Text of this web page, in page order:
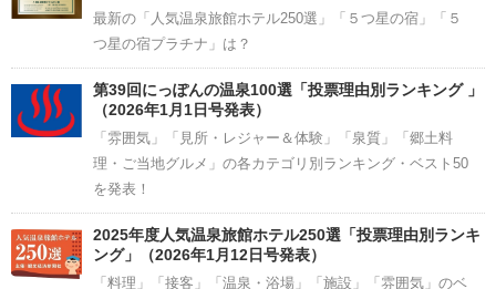
最新の「人気温泉旅館ホテル250選」「５つ星の宿」「５
つ星の宿プラチナ」は？
第39回にっぽんの温泉100選「投票理由別ランキング 」
（2026年1月1日号発表）
「雰囲気」「見所・レジャー＆体験」「泉質」「郷土料
理・ご当地グルメ」の各カテゴリ別ランキング・ベスト50
を発表！
2025年度人気温泉旅館ホテル250選「投票理由別ランキ
ング」（2026年1月12日号発表）
「料理」「接客」「温泉・浴場」「施設」「雰囲気」のベ